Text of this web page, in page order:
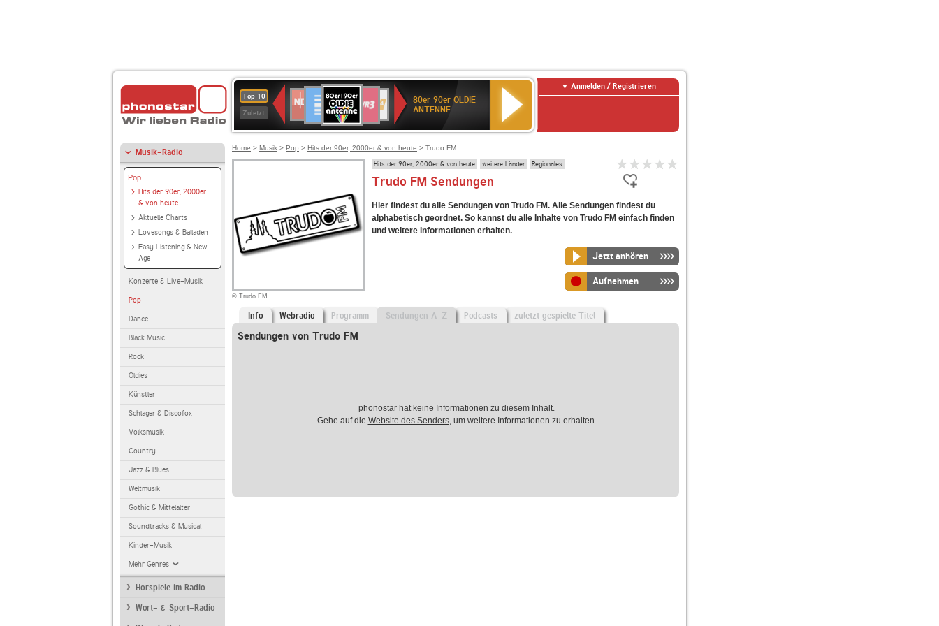
Top 10
Zuletzt
Deutschlandfunk
80er
90er
OLDIE
ANTENNE
SWR3
SWR
Kultur
NDR
2
80er 90er OLDIE
ANTENNE
Anmelden / Registrieren
Musik-Radio
Pop
Hits der 90er, 2000er
& von heute
Aktuelle Charts
Lovesongs & Balladen
Easy Listening & New
Age
Konzerte & Live-Musik
Pop
Dance
Black Music
Rock
Oldies
Künstler
Schlager & Discofox
Volksmusik
Country
Jazz & Blues
Weltmusik
Gothic & Mittelalter
Soundtracks & Musical
Kinder-Musik
Mehr Genres
Hörspiele im Radio
Wort- & Sport-Radio
Home > Musik > Pop > Hits der 90er, 2000er & von heute > Trudo FM
© Trudo FM
Hits der 90er, 2000er & von heute weitere Länder Regionales
Trudo FM Sendungen
Hier findest du alle Sendungen von Trudo FM. Alle Sendungen findest du
alphabetisch geordnet. So kannst du alle Inhalte von Trudo FM einfach finden
und weitere Informationen erhalten.
Jetzt anhören
Aufnehmen
Info Webradio Programm Sendungen A-Z Podcasts zuletzt gespielte Titel
Sendungen von Trudo FM
phonostar hat keine Informationen zu diesem Inhalt.
Gehe auf die Website des Senders, um weitere Informationen zu erhalten.